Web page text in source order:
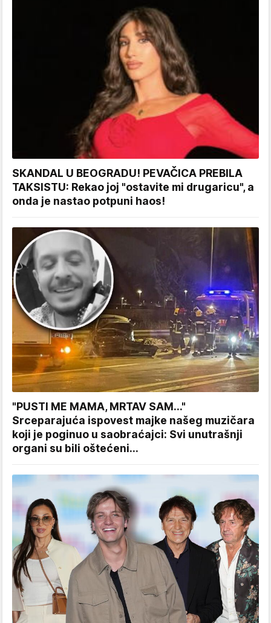
SKANDAL U BEOGRADU! PEVAČICA PREBILA
TAKSISTU: Rekao joj "ostavite mi drugaricu", a
onda je nastao potpuni haos!
"PUSTI ME MAMA, MRTAV SAM..."
Srceparajuća ispovest majke našeg muzičara
koji je poginuo u saobraćajci: Svi unutrašnji
organi su bili oštećeni...